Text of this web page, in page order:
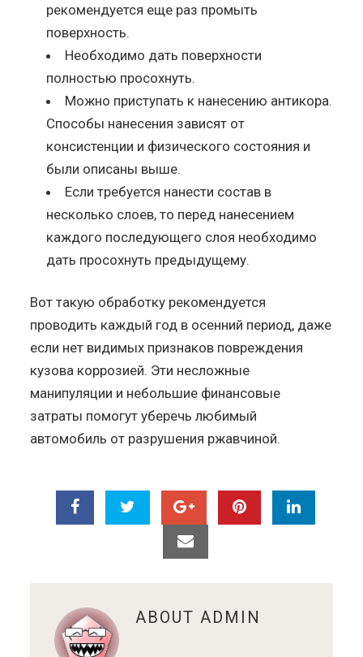
рекомендуется еще раз промыть
поверхность.
Необходимо дать поверхности
полностью просохнуть.
Можно приступать к нанесению антикора.
Способы нанесения зависят от
консистенции и физического состояния и
были описаны выше.
Если требуется нанести состав в
несколько слоев, то перед нанесением
каждого последующего слоя необходимо
дать просохнуть предыдущему.
Вот такую обработку рекомендуется
проводить каждый год в осенний период, даже
если нет видимых признаков повреждения
кузова коррозией. Эти несложные
манипуляции и небольшие финансовые
затраты помогут уберечь любимый
автомобиль от разрушения ржавчиной.
ABOUT ADMIN